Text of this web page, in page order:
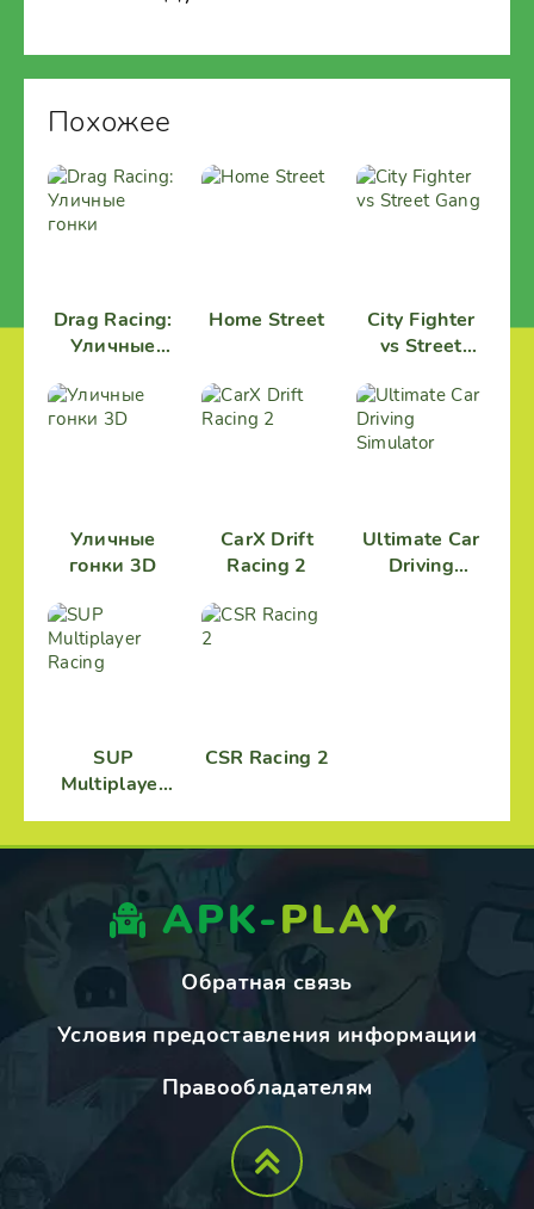
Похожее
Drag Racing:
Уличные
Home Street
City Fighter
vs Street
Уличные
гонки 3D
CarX Drift
Racing 2
Ultimate Car
Driving
SUP
Multiplayer
CSR Racing 2
APK-PLAY
Обратная связь
Условия предоставления информации
Правообладателям